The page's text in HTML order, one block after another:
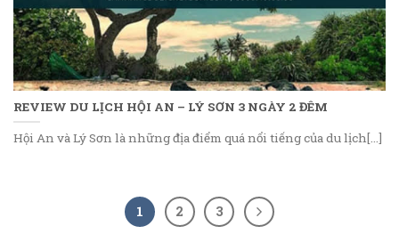
REVIEW DU LỊCH HỘI AN – LÝ SƠN 3 NGÀY 2 ĐÊM
Hội An và Lý Sơn là những địa điểm quá nổi tiếng của du lịch[...]
1 2 3